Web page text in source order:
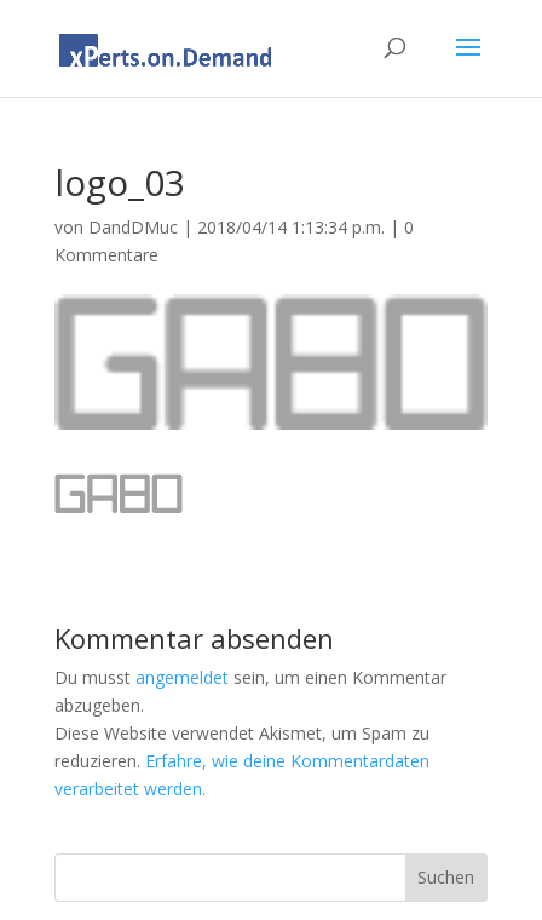
logo_03
von DandDMuc| 2018/04/14 1:13:34 p.m. | 0
Kommentare
Kommentar absenden
Du musst angemeldetsein, um einen Kommentar
abzugeben.
Diese Website verwendet Akismet, um Spam zu
reduzieren. Erfahre, wie deine Kommentardaten
verarbeitet werden.